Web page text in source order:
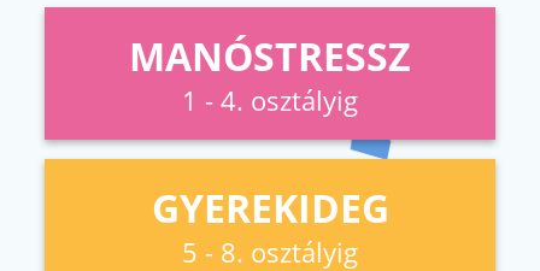
MANÓSTRESSZ
1 - 4. osztályig
GYEREKIDEG
5 - 8. osztályig